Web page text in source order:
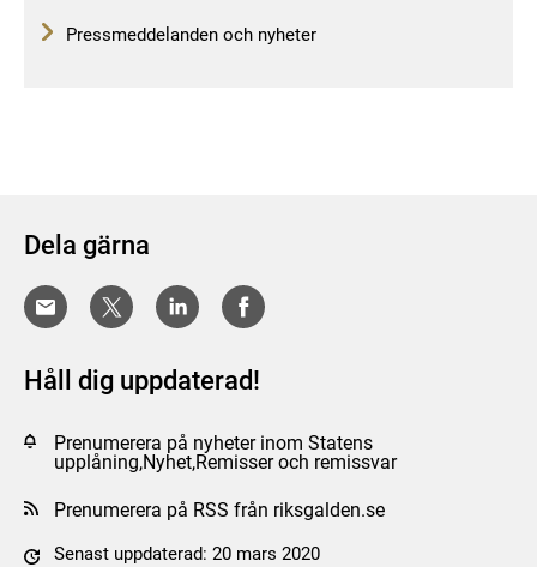
Pressmeddelanden och nyheter
Dela gärna
Håll dig uppdaterad!
Prenumerera på nyheter inom Statens
upplåning,Nyhet,Remisser och remissvar
Prenumerera på RSS från riksgalden.se
Senast uppdaterad: 20 mars 2020